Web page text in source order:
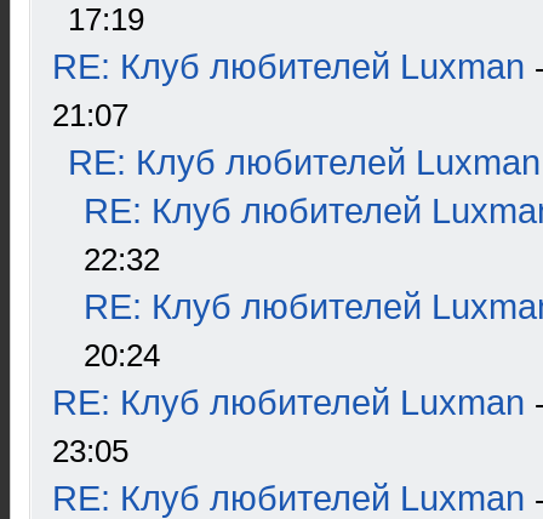
17:19
RE: Клуб любителей Luxman
21:07
RE: Клуб любителей Luxman
RE: Клуб любителей
22:32
RE: Клуб любителей
20:24
RE: Клуб любителей Luxman
23:05
RE: Клуб любителей Luxman